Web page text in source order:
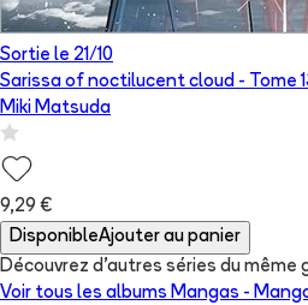
Sortie le 21/10
Sarissa of noctilucent cloud - Tome
Miki Matsuda
9,29 €
DisponibleAjouter au panier
Découvrez d'autres séries du même
Voir tous les albums Mangas -